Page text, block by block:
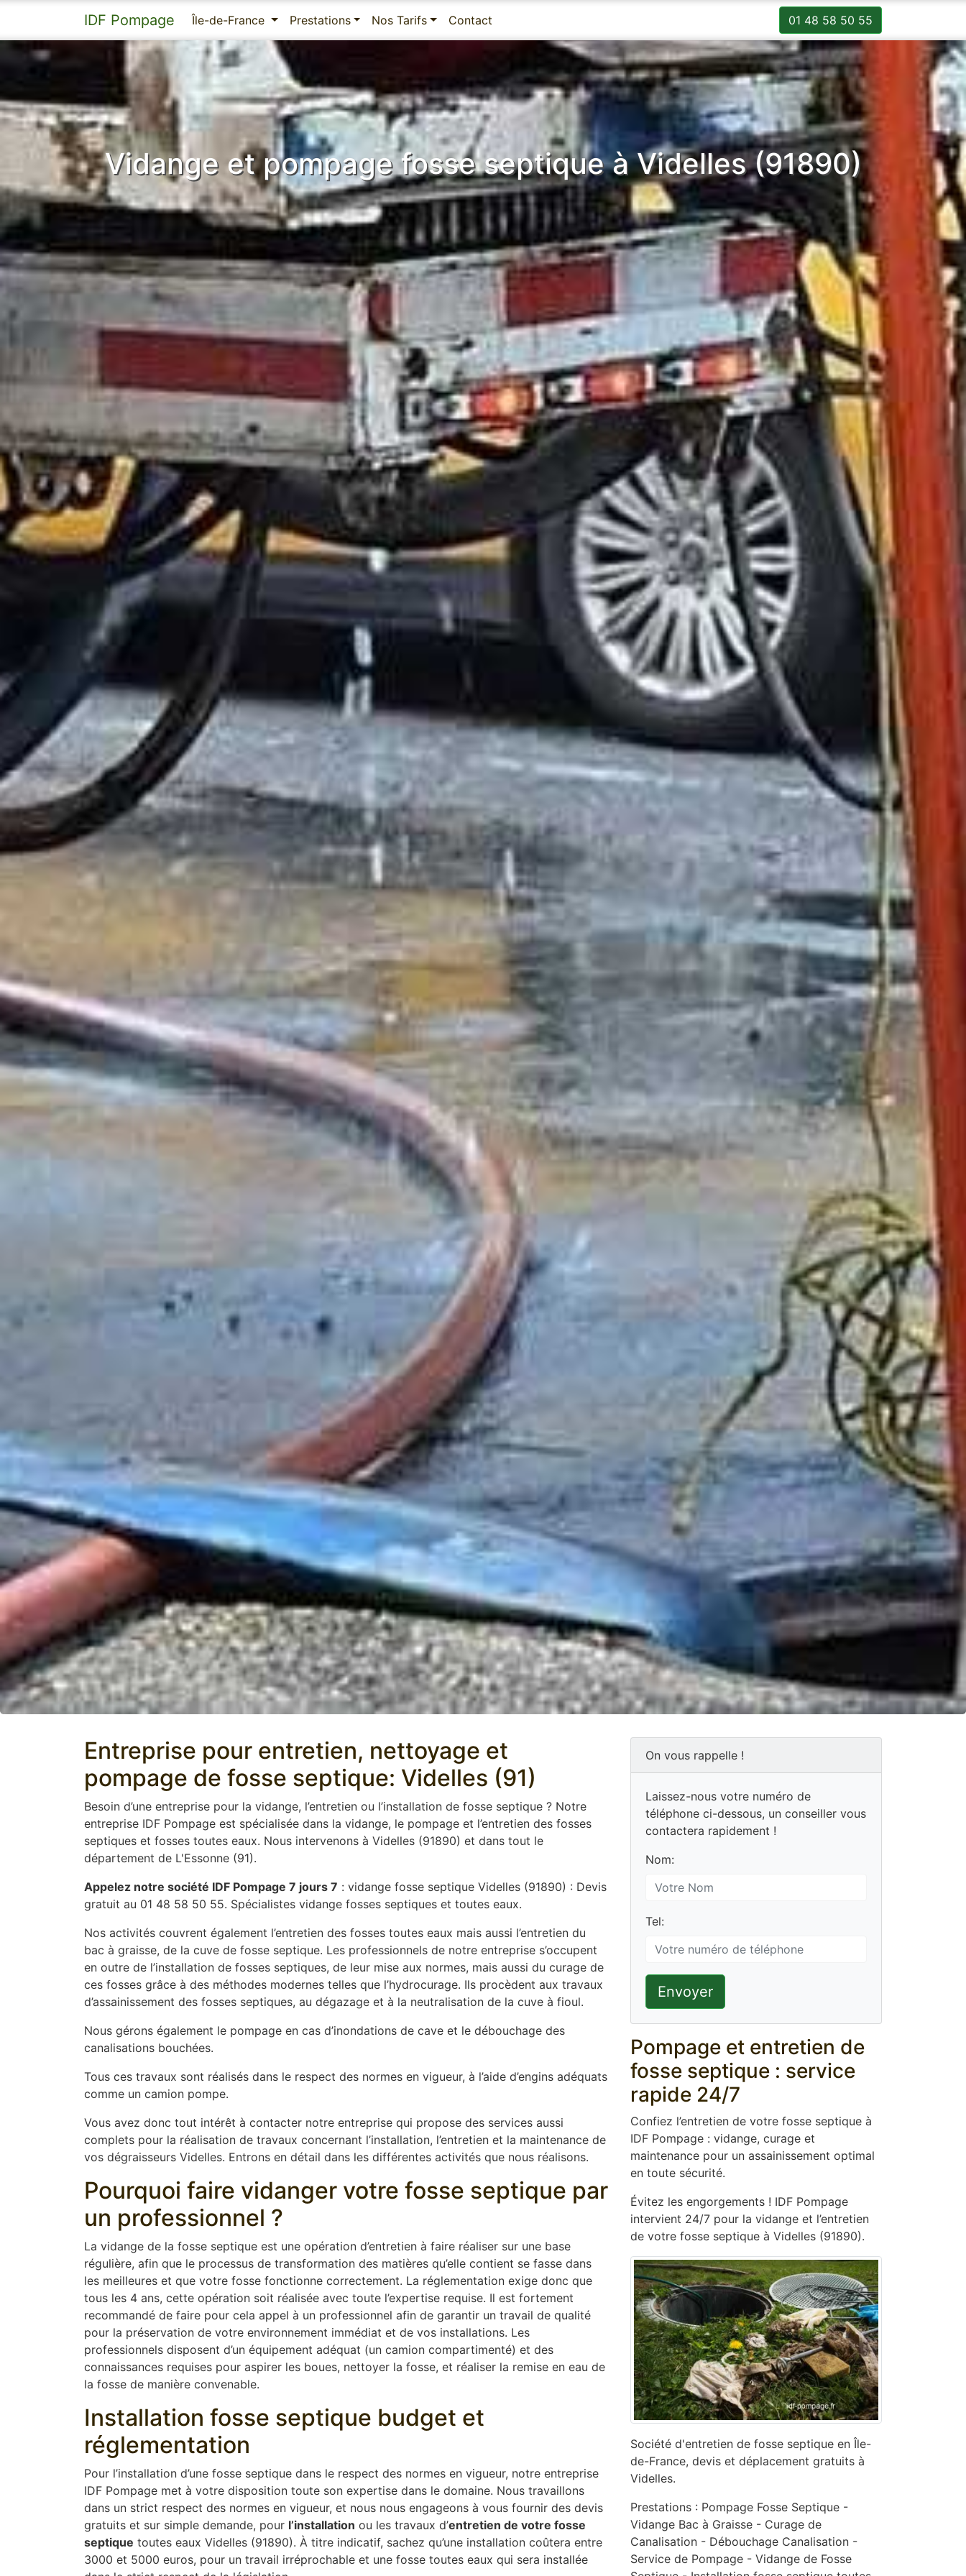
IDF Pompage Île-de-France Prestations Nos Tarifs Contact 01 48 58 50 55
Vidange et pompage fosse septique à Videlles (91890)
Entreprise pour entretien, nettoyage et
pompage de fosse septique: Videlles (91)
Besoin d’une entreprise pour la vidange, l’entretien ou l’installation de fosse septique ? Notre
entreprise IDF Pompage est spécialisée dans la vidange, le pompage et l’entretien des fosses
septiques et fosses toutes eaux. Nous intervenons à Videlles (91890) et dans tout le
département de L'Essonne (91).
Appelez notre société IDF Pompage 7 jours 7 : vidange fosse septique Videlles (91890) : Devis
gratuit au 01 48 58 50 55. Spécialistes vidange fosses septiques et toutes eaux.
Nos activités couvrent également l’entretien des fosses toutes eaux mais aussi l’entretien du
bac à graisse, de la cuve de fosse septique. Les professionnels de notre entreprise s’occupent
en outre de l’installation de fosses septiques, de leur mise aux normes, mais aussi du curage de
ces fosses grâce à des méthodes modernes telles que l’hydrocurage. Ils procèdent aux travaux
d’assainissement des fosses septiques, au dégazage et à la neutralisation de la cuve à fioul.
Nous gérons également le pompage en cas d’inondations de cave et le débouchage des
canalisations bouchées.
Tous ces travaux sont réalisés dans le respect des normes en vigueur, à l’aide d’engins adéquats
comme un camion pompe.
Vous avez donc tout intérêt à contacter notre entreprise qui propose des services aussi
complets pour la réalisation de travaux concernant l’installation, l’entretien et la maintenance de
vos dégraisseurs Videlles. Entrons en détail dans les différentes activités que nous réalisons.
Pourquoi faire vidanger votre fosse septique par
un professionnel ?
La vidange de la fosse septique est une opération d’entretien à faire réaliser sur une base
régulière, afin que le processus de transformation des matières qu’elle contient se fasse dans
les meilleures et que votre fosse fonctionne correctement. La réglementation exige donc que
tous les 4 ans, cette opération soit réalisée avec toute l’expertise requise. Il est fortement
recommandé de faire pour cela appel à un professionnel afin de garantir un travail de qualité
pour la préservation de votre environnement immédiat et de vos installations. Les
professionnels disposent d’un équipement adéquat (un camion compartimenté) et des
connaissances requises pour aspirer les boues, nettoyer la fosse, et réaliser la remise en eau de
la fosse de manière convenable.
Installation fosse septique budget et
réglementation
Pour l’installation d’une fosse septique dans le respect des normes en vigueur, notre entreprise
IDF Pompage met à votre disposition toute son expertise dans le domaine. Nous travaillons
dans un strict respect des normes en vigueur, et nous nous engageons à vous fournir des devis
gratuits et sur simple demande, pour l’installation ou les travaux d’entretien de votre fosse
septique toutes eaux Videlles (91890). À titre indicatif, sachez qu’une installation coûtera entre
3000 et 5000 euros, pour un travail irréprochable et une fosse toutes eaux qui sera installée
On vous rappelle !
Laissez-nous votre numéro de
téléphone ci-dessous, un conseiller vous
contactera rapidement !
Nom:
Tel:
Envoyer
Pompage et entretien de
fosse septique : service
rapide 24/7
Confiez l’entretien de votre fosse septique à
IDF Pompage : vidange, curage et
maintenance pour un assainissement optimal
en toute sécurité.
Évitez les engorgements ! IDF Pompage
intervient 24/7 pour la vidange et l’entretien
de votre fosse septique à Videlles (91890).
Société d'entretien de fosse septique en Île-
de-France, devis et déplacement gratuits à
Videlles.
Prestations : Pompage Fosse Septique -
Vidange Bac à Graisse - Curage de
Canalisation - ‎Débouchage Canalisation -
‎Service de Pompage - ‎Vidange de Fosse